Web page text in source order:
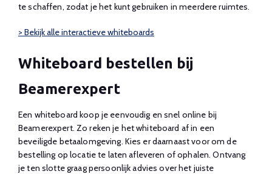
te schaffen, zodat je het kunt gebruiken in meerdere ruimtes.
> Bekijk alle interactieve whiteboards
Whiteboard bestellen bij
Beamerexpert
Een whiteboard koop je eenvoudig en snel online bij
Beamerexpert. Zo reken je het whiteboard af in een
beveiligde betaalomgeving. Kies er daarnaast voor om de
bestelling op locatie te laten afleveren of ophalen. Ontvang
je ten slotte graag persoonlijk advies over het juiste